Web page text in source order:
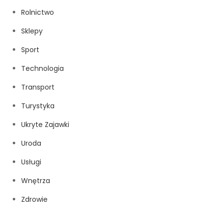
Rolnictwo
Sklepy
Sport
Technologia
Transport
Turystyka
Ukryte Zajawki
Uroda
Usługi
Wnętrza
Zdrowie